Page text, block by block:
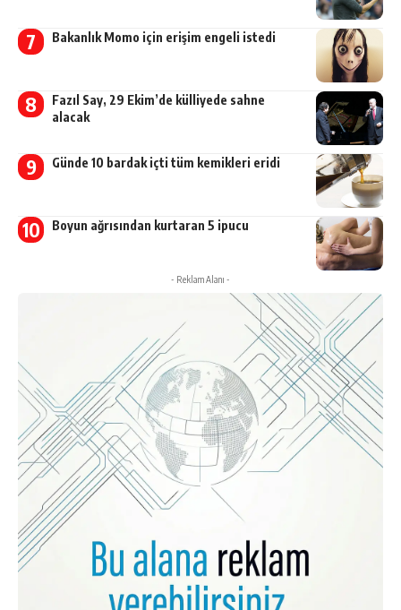
Bakanlık Momo için erişim engeli istedi
Fazıl Say, 29 Ekim’de külliyede sahne
alacak
Günde 10 bardak içti tüm kemikleri eridi
Boyun ağrısından kurtaran 5 ipucu
- Reklam Alanı -